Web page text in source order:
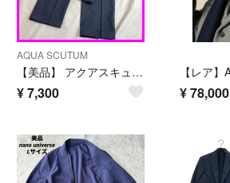
AQUA SCUTUM
【美品】 アクアスキュータム スーツ 上下セットアップ ウール グレー
¥7,300 ¥78,000